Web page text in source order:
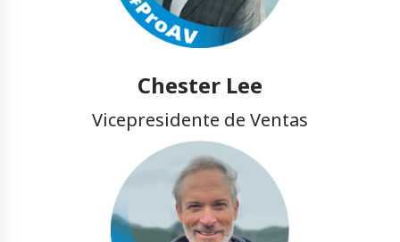
Chester Lee
Vicepresidente de Ventas